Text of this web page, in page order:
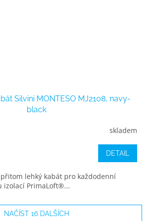
Silvini MONTESO MJ2108, navy-
black
skladem
DETAIL
lehký kabát pro každodenní
izolací PrimaLoft®...
NAČÍST 16 DALŠÍCH